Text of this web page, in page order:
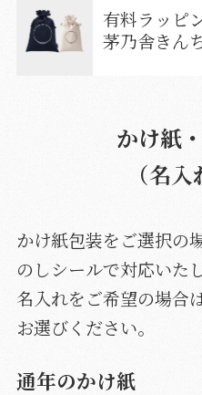
有料ラッピ
茅乃舎きん
かけ紙
（名入
かけ紙包装をご選択の
のしシールで対応いた
名入れをご希望の場合は
お選びください。
通年のかけ紙